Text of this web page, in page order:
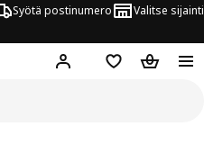
Syötä postinumero Valitse sijainti
Hej! Kirjaudu sisään
Suosikit